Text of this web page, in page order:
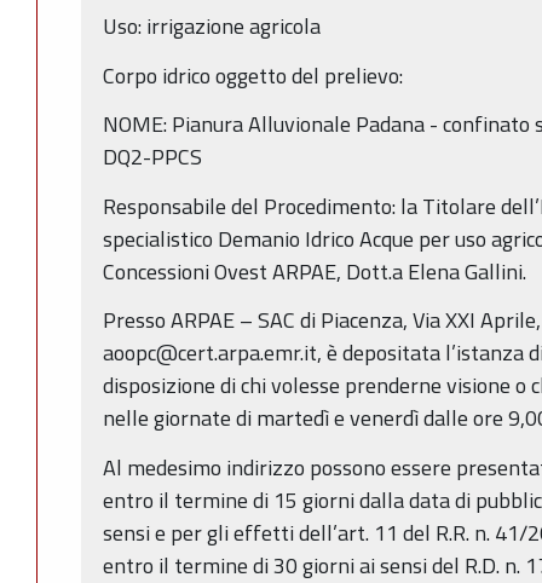
Uso: irrigazione agricola
Corpo idrico oggetto del prelievo:
NOME: Pianura Alluvionale Padana - confinato
DQ2-PPCS
Responsabile del Procedimento: la Titolare
specialistico Demanio Idrico Acque per uso
Concessioni Ovest ARPAE, Dott.a Elena Gallini.
Presso ARPAE – SAC di Piacenza, Via XXI
aoopc@cert.arpa.emr.it, è depositata l’istanza
disposizione di chi volesse prenderne visione
nelle giornate di martedì e venerdì dalle ore
Al medesimo indirizzo possono essere
entro il termine di 15 giorni dalla data di
sensi e per gli effetti dell’art. 11 del R.R. n. 41/
entro il termine di 30 giorni ai sensi del R.D. n.